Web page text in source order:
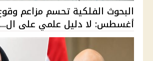
أغسطس: لا دليل علمي على ال...